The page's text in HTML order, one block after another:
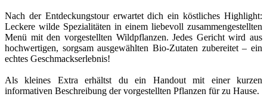
Nach der Entdeckungstour erwartet dich ein köstliches Highlight:
Leckere wilde Spezialitäten in einem liebevoll zusammengestellten
Menü mit den vorgestellten Wildpflanzen. Jedes Gericht wird aus
hochwertigen, sorgsam ausgewählten Bio-Zutaten zubereitet – ein
echtes Geschmackserlebnis!
Als kleines Extra erhältst du ein Handout mit einer kurzen
informativen Beschreibung der vorgestellten Pflanzen für zu Hause.